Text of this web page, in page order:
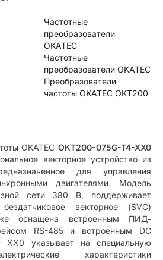
Частотные
преобразователи
OKATEC
Частотные
преобразователи OKATEC
Преобразователи
частоты OKATEC OKT200
ОКАТЕС OKT200-075G-T4-XX0
векторное устройство из
для управления
двигателями. Модель
сети 380 В, поддерживает
векторное (SVC)
оснащена встроенным ПИД-
RS-485 и встроенным DC
XX0 указывает на специальную
характеристики